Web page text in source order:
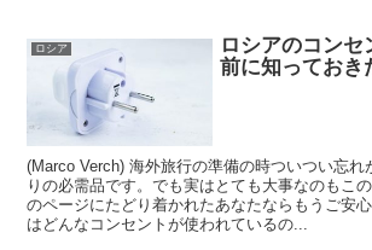
ロシア
ロシアのコン
前に知っておき
(Marco Verch) 海外旅行の準備の時ついつい忘れ
りの必需品です。でも実はとても大事なのもこ
のページにたどり着かれたあなたならもうご安
はどんなコンセントが使われているの...